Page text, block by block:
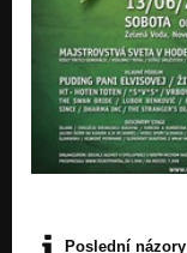
Poslední názory